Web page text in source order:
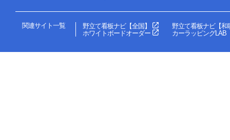
関連サイト一覧 野立て看板ナビ【全国】
野立て看板ナビ【和
ホワイトボードオーダー
カーラッピングLAB